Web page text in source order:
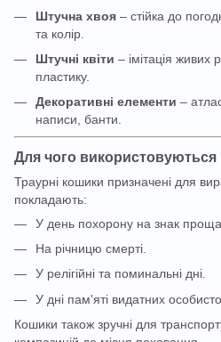
Штучна хвоя – стійка до
та колір.
Штучні квіти – імітація живих
пластику.
Декоративні елементи –
написи, банти.
Для чого
Траурні кошики призначені для
покладають:
У день похорону на знак
На річницю смерті.
У релігійні та поминальні дні.
У дні пам'яті видатних
Кошики також зручні для